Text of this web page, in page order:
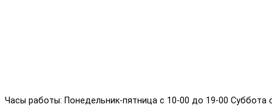
Часы работы: Понедельник-пятница с 10-00 до 19-00 Суббота